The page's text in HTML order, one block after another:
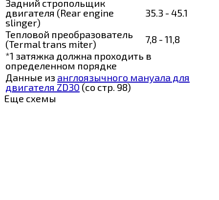
Задний стропольщик
двигателя (Rear engine
slinger)
35.3 - 45.1
Тепловой преобразователь
(Termal trans miter)
7,8 - 11,8
*1 затяжка должна проходить в
определенном порядке
Данные из англоязычного мануала для
двигателя ZD30 (со стр. 98)
Еще схемы